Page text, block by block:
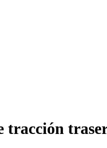
tracción